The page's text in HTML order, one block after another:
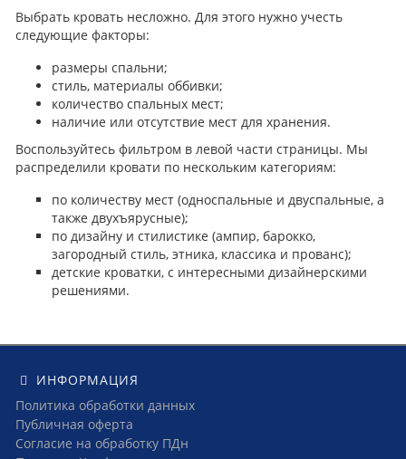
Выбрать кровать несложно. Для этого нужно учесть
следующие факторы:
размеры спальни;
стиль, материалы оббивки;
количество спальных мест;
наличие или отсутствие мест для хранения.
Воспользуйтесь фильтром в левой части страницы. Мы
распределили кровати по нескольким категориям:
по количеству мест (односпальные и двуспальные, а
также двухъярусные);
по дизайну и стилистике (ампир, барокко,
загородный стиль, этника, классика и прованс);
детские кроватки, с интересными дизайнерскими
решениями.
ИНФОРМАЦИЯ
Политика обработки данных
Публичная оферта
Согласие на обработку ПДн